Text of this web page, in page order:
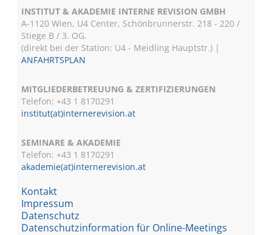
INSTITUT & AKADEMIE INTERNE REVISION GMBH
A-1120 Wien, U4 Center, Schönbrunnerstr. 218 - 220 /
Stiege B / 3. OG.
(direkt bei der Station: U4 - Meidling Hauptstr.) |
ANFAHRTSPLAN
MITGLIEDERBETREUUNG & ZERTIFIZIERUNGEN
Telefon: +43 1 8170291
institut(at)internerevision.at
SEMINARE & AKADEMIE
Telefon: +43 18170291
akademie(at)internerevision.at
Kontakt
Impressum
Datenschutz
Datenschutzinformation für Online-Meetings